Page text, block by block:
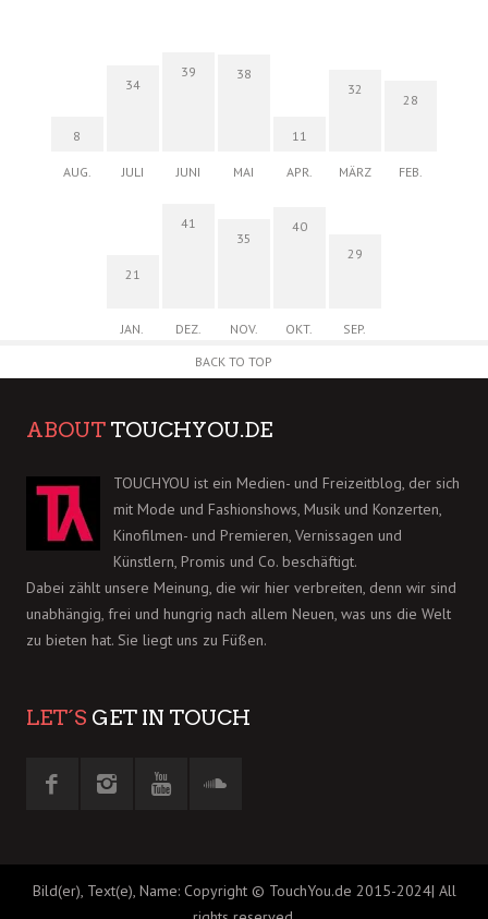
8
AUG.
34
JULI
39
JUNI
38
MAI
11
APR.
32
MÄRZ
28
FEB.
21
JAN.
41
DEZ.
35
NOV.
40
OKT.
29
SEP.
BACK TO TOP
ABOUT TOUCHYOU.DE
TOUCHYOU ist ein Medien- und Freizeitblog, der sich
mit Mode und Fashionshows, Musik und Konzerten,
Kinofilmen- und Premieren, Vernissagen und
Künstlern, Promis und Co. beschäftigt.
Dabei zählt unsere Meinung, die wir hier verbreiten, denn wir sind
unabhängig, frei und hungrig nach allem Neuen, was uns die Welt
zu bieten hat. Sie liegt uns zu Füßen.
LET´S GET IN TOUCH
Bild(er), Text(e), Name: Copyright © TouchYou.de 2015-2024| All